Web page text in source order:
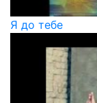
Я до тебе